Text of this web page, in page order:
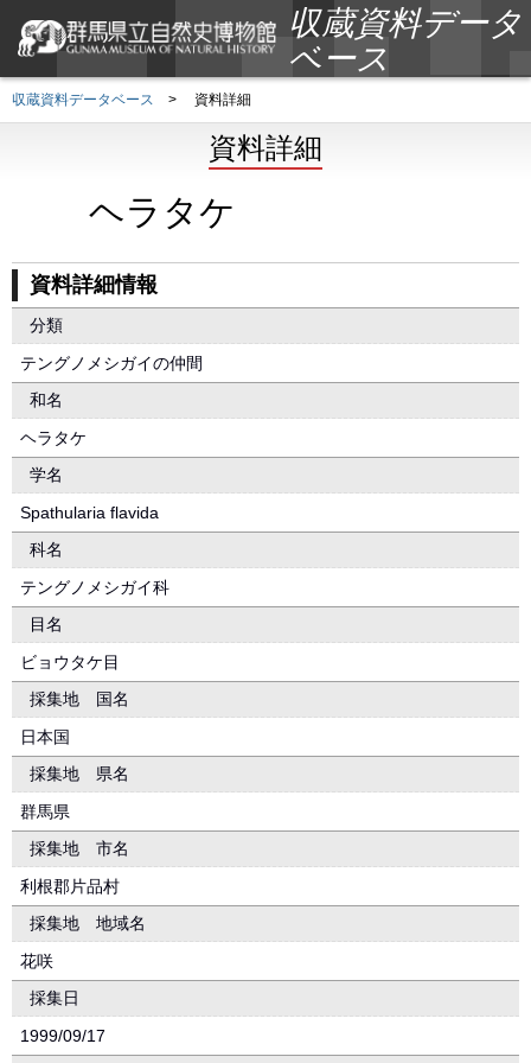
収蔵資料データ
ベース
収蔵資料データベース > 資料詳細
資料詳細
ヘラタケ
資料詳細情報
分類
テングノメシガイの仲間
和名
ヘラタケ
学名
Spathularia flavida
科名
テングノメシガイ科
目名
ビョウタケ目
採集地 国名
日本国
採集地 県名
群馬県
採集地 市名
利根郡片品村
採集地 地域名
花咲
採集日
1999/09/17